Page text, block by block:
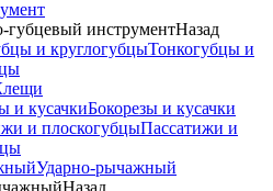
инструментНазад
Тонкогубцы и
Бокорезы и кусачки
Пассатижи и
Ударно-рычажный
Назад